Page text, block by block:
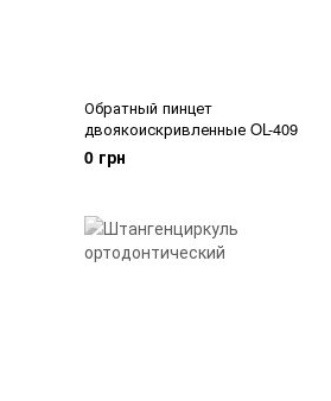
Обратный пинцет
двоякоискривленные OL-409
0 грн